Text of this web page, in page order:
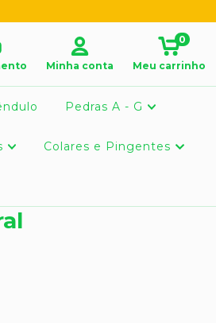
Minha conta Meu carrinho
0
Pedras A - G
Colares e Pingentes